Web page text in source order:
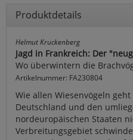
Produktdetails
Helmut Kruckenberg
Jagd in Frankreich: Der
Wo überwintern die
Artikelnummer: FA230804
Wie allen Wiesenvögeln
Deutschland und den
nordeuropäischen Staaten
Verbreitungsgebiet